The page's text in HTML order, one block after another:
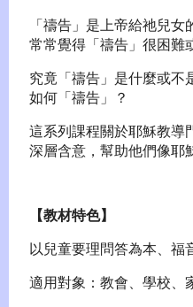
「禱告」是上帝給祂兒
常常覺得「禱告」很困難
究竟「禱告」是什麼或不
如何「禱告」？
這系列課程關於耶穌教導
深層含意，幫助他們像耶
【教材特色】
以兒童要理問答為本、福
適用對象：教會、學校、